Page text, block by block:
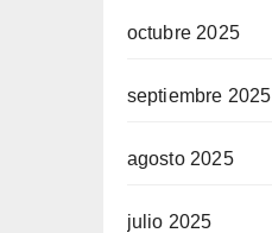
octubre 2025
septiembre 2025
agosto 2025
julio 2025